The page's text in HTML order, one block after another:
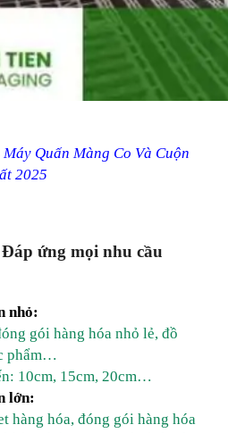
Quấn Màng Co Và Cuộn
2025
ứng mọi nhu cầu
nhỏ:
gói hàng hóa nhỏ lẻ, đồ
phẩm…
10cm, 15cm, 20cm…
lớn:
hàng hóa, đóng gói hàng hóa